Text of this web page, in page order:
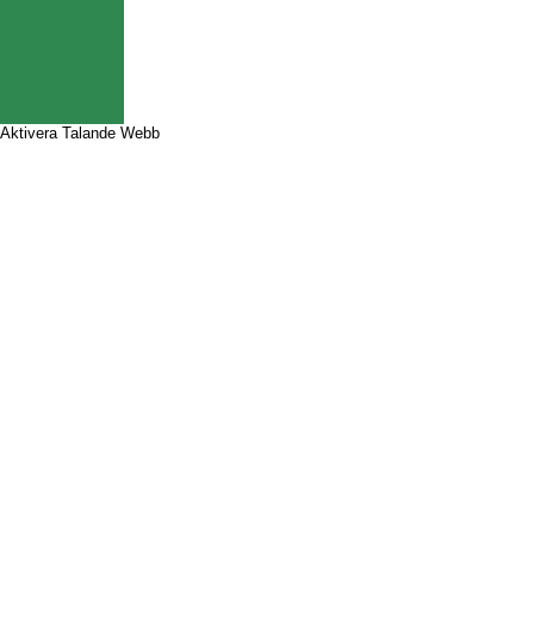
Aktivera Talande Webb